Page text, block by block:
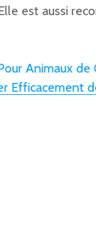
est aussi